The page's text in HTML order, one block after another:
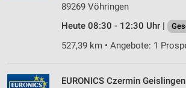
89269 Vöhringen
Heute 08:30 - 12:30 Uhr |
527,39 km • Angebote: 1
EURONICS Czermin Geislingen
Erstellung von Profilen zur Personalisierung
von Inhalten
Verwendung von Profilen zur Auswahl
Messung der Werbeleistung